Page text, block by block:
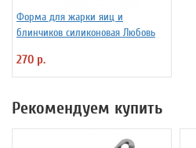
Форма для жарки яиц и
блинчиков силиконовая Любовь
270 р.
Рекомендуем купить